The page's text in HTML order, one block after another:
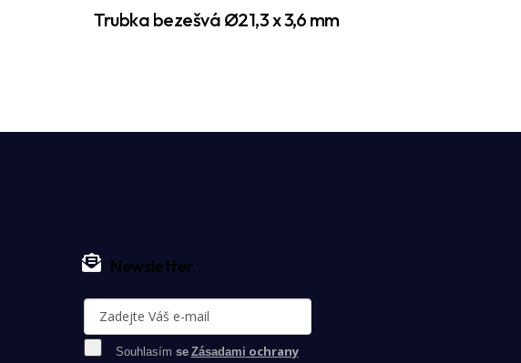
Trubka bezešvá Ø21,3 x 3,6 mm
Newsletter
Souhlasím se Zásadami ochrany